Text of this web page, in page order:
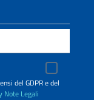
del GDPR e del
Note Legali